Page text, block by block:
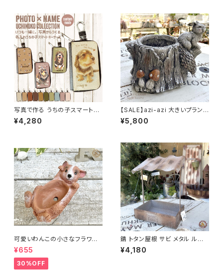
写真で作る うちの子スマートキ
ーケース 名入れ無料 / 写真を
おしゃれにデザイン 世界にひと
¥4,280
【SALE】azi-azi 大きいプランタ
ー りすと切り株プランター 送料
無料
¥5,800
可愛いわんこの小さなフラワー
ポット 犬のミニポット クシェシ
オポット /多肉用ポット 多肉植
物 寄せ植え ガーデニング
¥655
30%OFF
錆 トタン屋根 サビ メタル ルー
フプランター B azi-azi
¥4,180